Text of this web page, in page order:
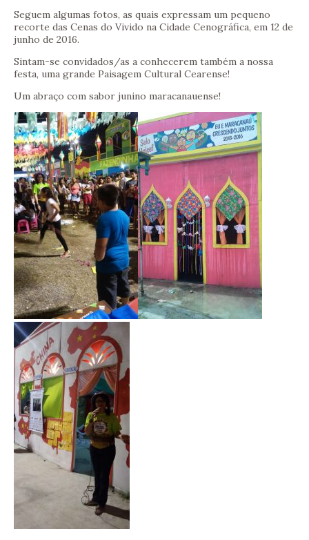
Seguem algumas fotos, as quais expressam um pequeno
recorte das Cenas do Vivido na Cidade Cenográfica, em 12 de
junho de 2016.
Sintam-se convidados/as a conhecerem também a nossa
festa, uma grande Paisagem Cultural Cearense!
Um abraço com sabor junino maracanauense!